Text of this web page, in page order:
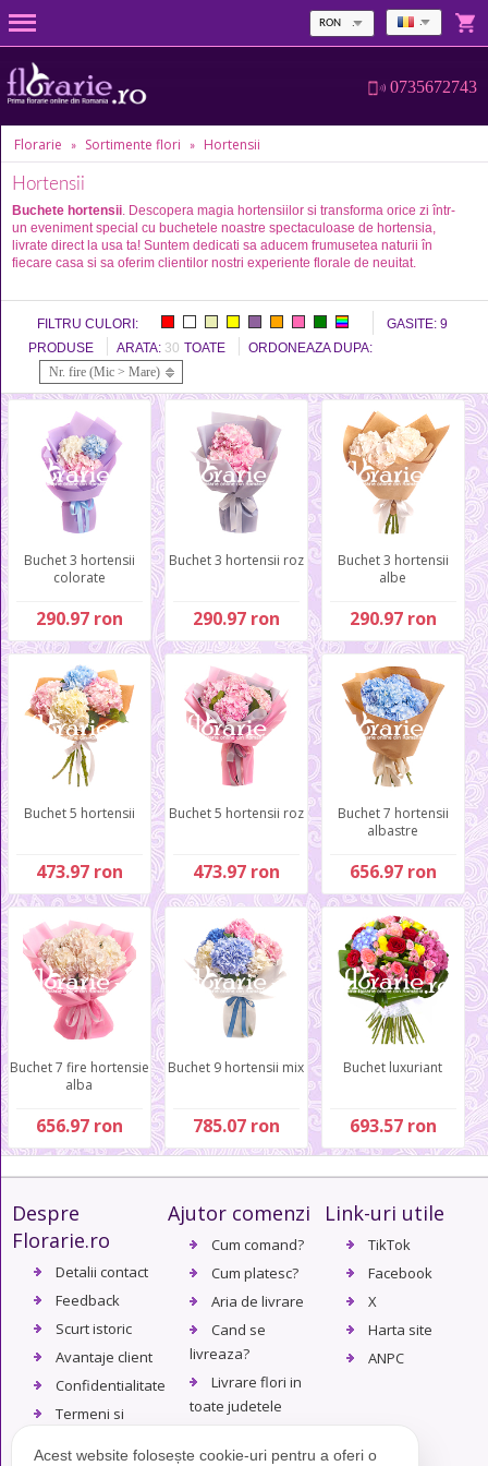
RON
0735672743
Florarie » Sortimente flori » Hortensii
Hortensii
Buchete hortensii. Descopera magia hortensiilor si transforma orice zi într-
un eveniment special cu buchetele noastre spectaculoase de hortensia,
livrate direct la usa ta! Suntem dedicati sa aducem frumusetea naturii în
fiecare casa si sa oferim clientilor nostri experiente florale de neuitat.
FILTRU CULORI: GASITE: 9
PRODUSE
ARATA: 30 TOATE
ORDONEAZA DUPA:
Nr. fire (Mic > Mare)
Buchet 3 hortensii
colorate
290.97 ron
Buchet 3 hortensii roz
290.97 ron
Buchet 3 hortensii
albe
290.97 ron
Buchet 5 hortensii
473.97 ron
Buchet 5 hortensii roz
473.97 ron
Buchet 7 hortensii
albastre
656.97 ron
Buchet 7 fire hortensie
alba
656.97 ron
Buchet 9 hortensii mix
785.07 ron
Buchet luxuriant
693.57 ron
Despre
Florarie.ro
Detalii contact
Feedback
Scurt istoric
Avantaje client
Confidentialitate
Termeni si
Ajutor comenzi
Cum comand?
Cum platesc?
Aria de livrare
Cand se
livreaza?
Livrare flori in
toate judetele
returnare
Link-uri utile
TikTok
Facebook
X
Harta site
ANPC
Acest website folosește cookie-uri pentru a oferi o